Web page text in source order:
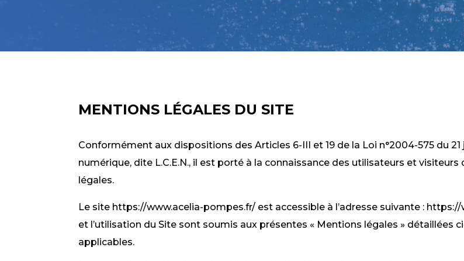
MENTIONS LÉGALES DU SITE
Conformément aux dispositions des Articles 6-III et 19 de la Loi n°2004-575 du
numérique, dite L.C.E.N., il est porté à la connaissance des utilisateurs et
légales.
Le site https://www.acelia-pompes.fr/ est accessible à l’adresse suivante : https://
et l’utilisation du Site sont soumis aux présentes « Mentions légales » détaillées
applicables.